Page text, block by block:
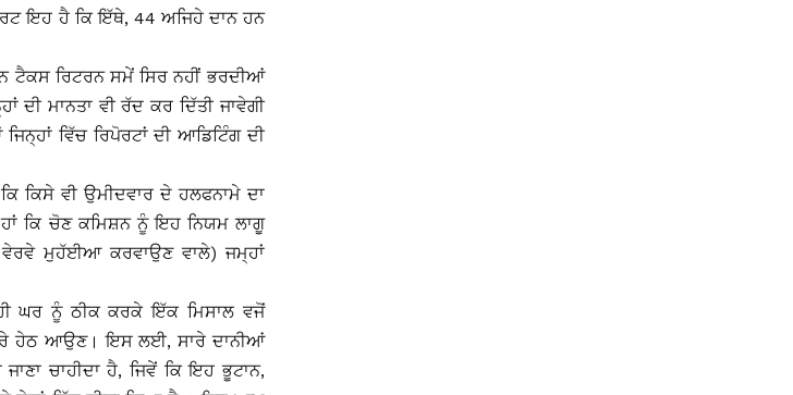
ਇਹ ਹੈ ਕਿ ਇੱਥੇ, 44 ਅਜਿਹੇ ਦਾਨ ਹਨ
ਟੈਕਸ ਰਿਟਰਨ ਸਮੇਂ ਸਿਰ ਨਹੀਂ ਭਰਦੀਆਂ
ਮਾਨਤਾ ਵੀ ਰੱਦ ਕਰ ਦਿੱਤੀ ਜਾਵੇਗੀ
ਵਿੱਚ ਰਿਪੋਰਟਾਂ ਦੀ ਆਡਿਟਿੰਗ ਦੀ
ਕਿਸੇ ਵੀ ਉਮੀਦਵਾਰ ਦੇ ਹਲਫਨਾਮੇ ਦਾ
ਹਾਂ ਕਿ ਚੋਣ ਕਮਿਸ਼ਨ ਨੂੰ ਇਹ ਨਿਯਮ ਲਾਗੂ
ਵੇਰਵੇ ਮੁਹੱਈਆ ਕਰਵਾਉਣ ਵਾਲੇ) ਜਮ੍ਹਾਂ
ਘਰ ਨੂੰ ਠੀਕ ਕਰਕੇ ਇੱਕ ਮਿਸਾਲ ਵਜੋਂ
ਹੇਠ ਆਉਣ। ਇਸ ਲਈ, ਸਾਰੇ ਦਾਨੀਆਂ
ਚਾਹੀਦਾ ਹੈ, ਜਿਵੇਂ ਕਿ ਇਹ ਭੂਟਾਨ,